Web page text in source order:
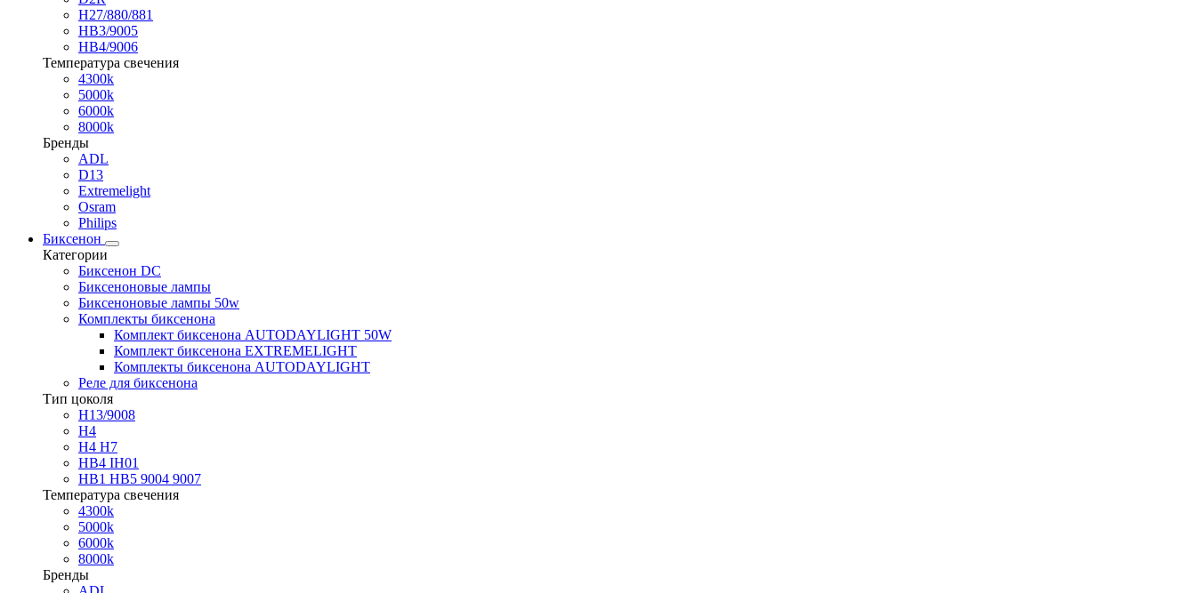
H27/880/881
HB3/9005
HB4/9006
Температура свечения
4300k
5000k
6000k
8000k
Бренды
ADL
D13
Extremelight
Osram
Philips
Биксенон
Категории
Биксенон DC
Биксеноновые лампы
Биксеноновые лампы 50w
Комплекты биксенона
Комплект биксенона AUTODAYLIGHT 50W
Комплект биксенона EXTREMELIGHT
Комплекты биксенона AUTODAYLIGHT
Реле для биксенона
Тип цоколя
H13/9008
H4
H4 H7
HB4 IH01
HB1 HB5 9004 9007
Температура свечения
4300k
5000k
6000k
8000k
Бренды